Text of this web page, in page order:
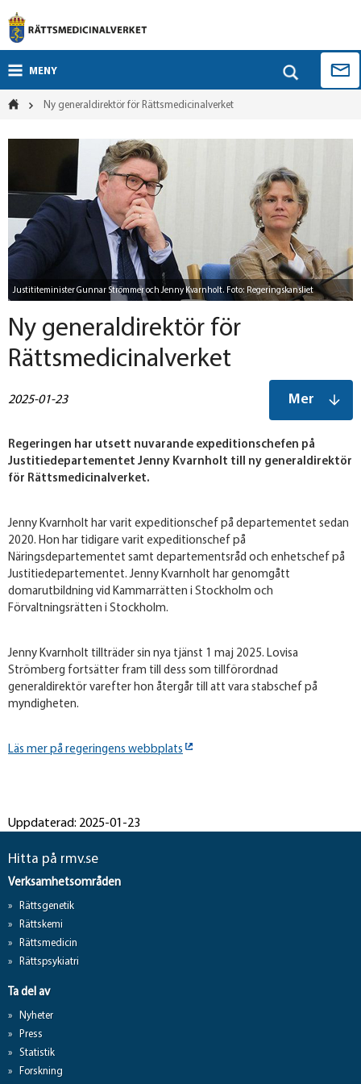
MENY
Ny generaldirektör för Rättsmedicinalverket
Justititeminister Gunnar Strömmer och Jenny Kvarnholt. Foto: Regeringskansliet
Ny generaldirektör för
Rättsmedicinalverket
Mer
2025-01-23
Regeringen har utsett nuvarande expeditionschefen på
Justitiedepartementet Jenny Kvarnholt till ny generaldirektör
för Rättsmedicinalverket.
Jenny Kvarnholt har varit expeditionschef på departementet sedan
2020. Hon har tidigare varit expeditionschef på
Näringsdepartementet samt departementsråd och enhetschef på
Justitiedepartementet. Jenny Kvarnholt har genomgått
domarutbildning vid Kammarrätten i Stockholm och
Förvaltningsrätten i Stockholm.
Jenny Kvarnholt tillträder sin nya tjänst 1 maj 2025. Lovisa
Strömberg fortsätter fram till dess som tillförordnad
generaldirektör varefter hon återgår till att vara stabschef på
myndigheten.
Läs mer på regeringens webbplats
Uppdaterad: 2025-01-23
Hitta på rmv.se
Verksamhetsområden
Rättsgenetik
Rättskemi
Rättsmedicin
Rättspsykiatri
Ta del av
Nyheter
Press
Statistik
Forskning